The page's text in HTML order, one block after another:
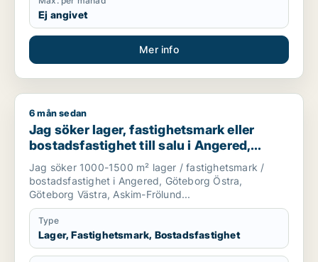
Ej angivet
Mer info
Jag söker lager, fastighetsmark eller bostadsfastighet till
6 mån sedan
Jag söker lager, fastighetsmark eller
bostadsfastighet till salu i Angered,
Göteborg eller Askim-Frölunda-Högsbo
Jag söker 1000-1500 m² lager / fastighetsmark /
bostadsfastighet i Angered, Göteborg Östra,
Göteborg Västra, Askim-Frölund...
Type
Lager, Fastighetsmark, Bostadsfastighet